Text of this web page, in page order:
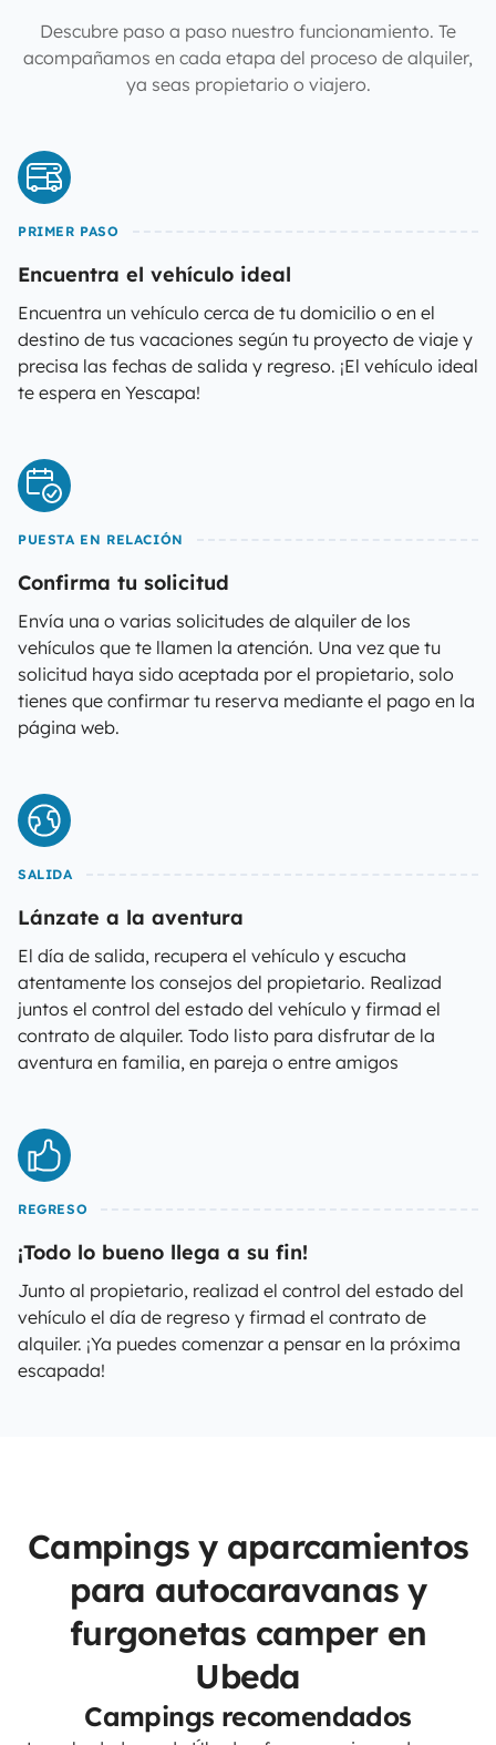
Descubre paso a paso nuestro funcionamiento. Te
acompañamos en cada etapa del proceso de alquiler,
ya seas propietario o viajero.
PRIMER PASO
Encuentra el vehículo ideal
Encuentra un vehículo cerca de tu domicilio o en el
destino de tus vacaciones según tu proyecto de viaje y
precisa las fechas de salida y regreso. ¡El vehículo ideal
te espera en Yescapa!
PUESTA EN RELACIÓN
Confirma tu solicitud
Envía una o varias solicitudes de alquiler de los
vehículos que te llamen la atención. Una vez que tu
solicitud haya sido aceptada por el propietario, solo
tienes que confirmar tu reserva mediante el pago en la
página web.
SALIDA
Lánzate a la aventura
El día de salida, recupera el vehículo y escucha
atentamente los consejos del propietario. Realizad
juntos el control del estado del vehículo y firmad el
contrato de alquiler. Todo listo para disfrutar de la
aventura en familia, en pareja o entre amigos
REGRESO
¡Todo lo bueno llega a su fin!
Junto al propietario, realizad el control del estado del
vehículo el día de regreso y firmad el contrato de
alquiler. ¡Ya puedes comenzar a pensar en la próxima
escapada!
Campings y aparcamientos
para autocaravanas y
furgonetas camper en
Ubeda
Campings recomendados